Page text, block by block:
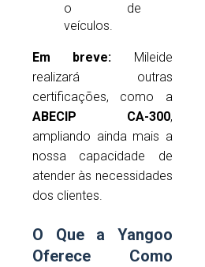
o de
veículos.
Em breve: Mileide
realizará outras
certificações, como a
ABECIP CA-300,
ampliando ainda mais a
nossa capacidade de
atender às necessidades
dos clientes.
O Que a Yangoo
Oferece Como